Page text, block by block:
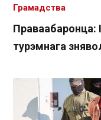
Праваабаронца:
турэмнага
Грамадства